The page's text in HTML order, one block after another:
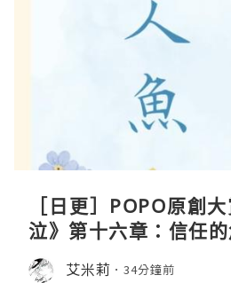
［日更］POPO原創
泣》第十六章：信任
艾米莉 34分鐘前